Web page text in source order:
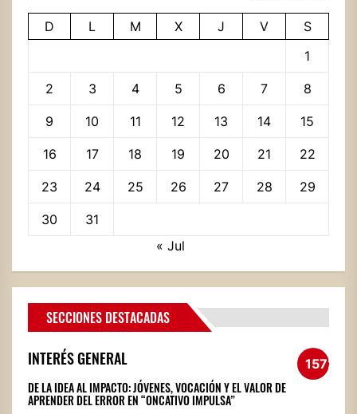
D L M X J V
S
1
2 3 4 5 6 7 8
9 10 11 12 13 14 15
16 17 18 19 20 21 22
23 24 25 26 27 28 29
30
31
« Jul
SECCIONES DESTACADAS
INTERÉS GENERAL 1572
DE LA IDEA AL IMPACTO: JÓVENES, VOCACIÓN Y EL VALOR DE
APRENDER DEL ERROR EN “ONCATIVO IMPULSA”